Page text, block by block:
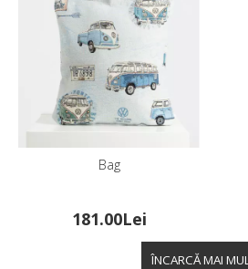
Bag
181.00Lei